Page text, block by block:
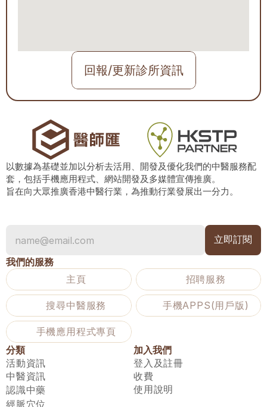
回報/更新診所資訊
以數據為基礎並加以分析去活用、開發及優化我們的中醫服務配
套，包括手機應用程式、網站開發及多媒體宣傳推廣。
旨在向大眾推廣香港中醫行業，為推動行業發展出一分力。
我們的服務
主頁
招聘服務
搜尋中醫服務 手機APPS(用戶版)
手機應用程式專頁
分類
活動資訊
中醫資訊
認識中藥
經脈穴位
加入我們
登入及註冊
收費
使用說明